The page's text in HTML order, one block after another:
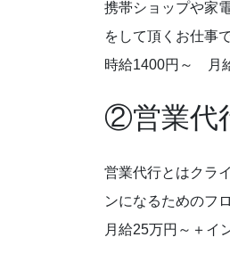
携帯ショップや家
をして頂くお仕事
時給1400円～ 月
②営業代
営業代行とはクラ
ンになるためのフ
月給25万円～＋イ